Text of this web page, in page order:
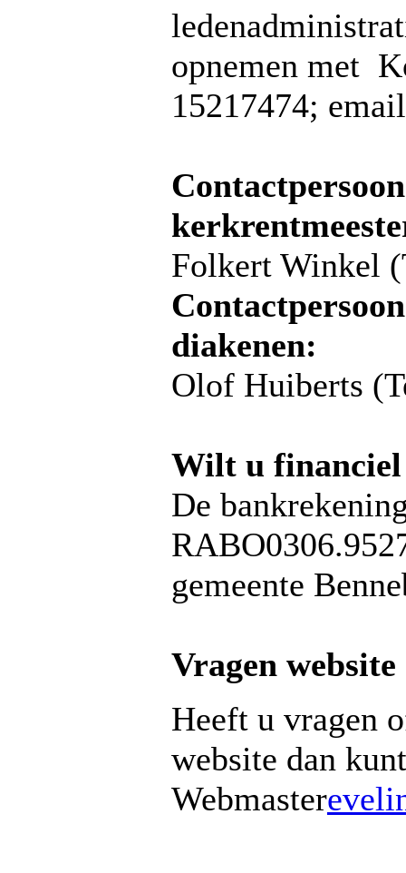
opnemen met
15217474;
Folkert Winkel
diakenen:
Olof Huiberts
Wilt u
De
gemeente
Vragen website
Heeft u vragen
website dan
Webmaster